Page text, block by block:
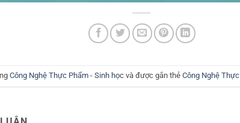
Công Nghệ Thực Phẩm - Sinh họcvà được gắn thẻ Công Nghệ